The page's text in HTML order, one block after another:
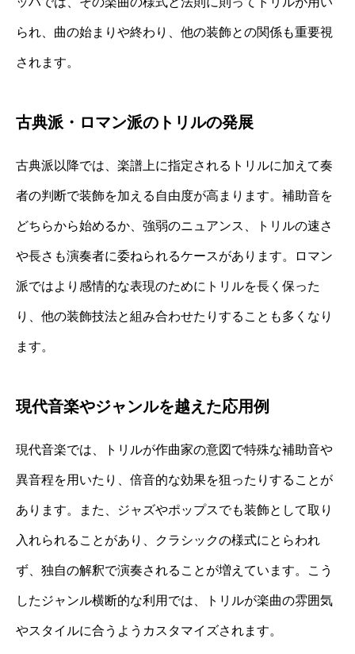
られ、曲の始まりや終わり、他の装飾との関係も重要視
されます。
古典派・ロマン派のトリルの発展
古典派以降では、楽譜上に指定されるトリルに加えて奏
者の判断で装飾を加える自由度が高まります。補助音を
どちらから始めるか、強弱のニュアンス、トリルの速さ
や長さも演奏者に委ねられるケースがあります。ロマン
派ではより感情的な表現のためにトリルを長く保った
り、他の装飾技法と組み合わせたりすることも多くなり
ます。
現代音楽やジャンルを越えた応用例
現代音楽では、トリルが作曲家の意図で特殊な補助音や
異音程を用いたり、倍音的な効果を狙ったりすることが
あります。また、ジャズやポップスでも装飾として取り
入れられることがあり、クラシックの様式にとらわれ
ず、独自の解釈で演奏されることが増えています。こう
したジャンル横断的な利用では、トリルが楽曲の雰囲気
やスタイルに合うようカスタマイズされます。